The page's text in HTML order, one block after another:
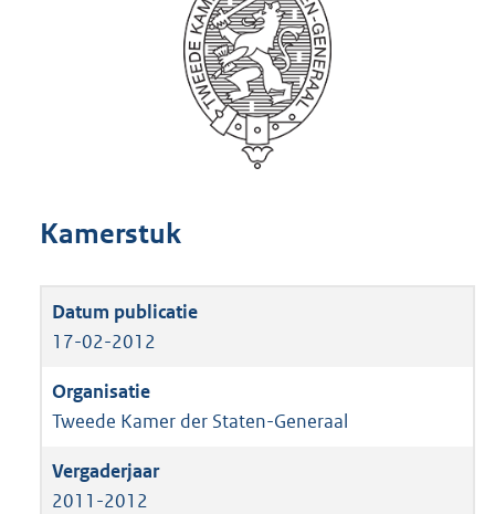
Kamerstuk
17-02-2012
Tweede Kamer der Staten-Generaal
2011-2012